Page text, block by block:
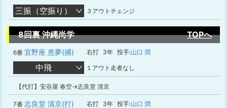
三振（空振り） ３アウトチェンジ
8回裏 沖縄尚学 TOPへ
6番 宜野座 恵夢(捕) 右打 3年 投手:山口 潤
中飛 １アウト走者なし
【代打】安谷屋 春空→志良堂 清京
7番 志良堂 清京(打) 右打 3年 投手:山口 潤